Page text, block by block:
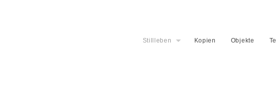
Stillleben Kopien Objekte